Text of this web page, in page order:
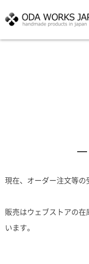
現在、オーダー注文等の
販売はウェブストアの
います。